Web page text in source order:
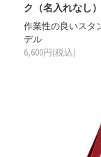
ク（名入れなし）
作業性の良いスタ
デル
6,600円(税込)